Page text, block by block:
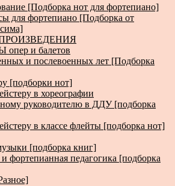
[Подборка нот для фортепиано]
для фортепиано [Подборка от
и балетов
и послевоенных лет [Подборка
[подборки нот]
в хореографии
руководителю в ДДУ [подборка
в классе флейты [подборка нот]
[подборка книг]
фортепианная педагогика [подборка